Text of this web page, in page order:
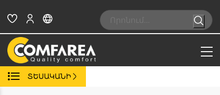
content
Search:
ՏԵՍԱԿԱՆԻ